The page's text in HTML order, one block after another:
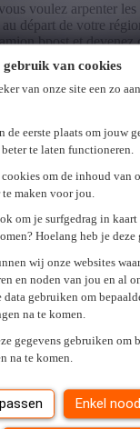
van cookies
van onze site een zo
eerste plaats om jouw
te laten functioneren.
om de inhoud van
maken voor jou.
om je surfgedrag in kaart
Hoelang heb je
wij onze websites
en noden van jou en al
gebruiken om
na te komen.
gegevens gebruiken om
na te komen.
Enkel
voulez arpenter les
départ de votre
bpost et devenez
CE : - Vous
08/2026
komen alle
te zetten naar de
er poststukken, die
en andere
08/2026